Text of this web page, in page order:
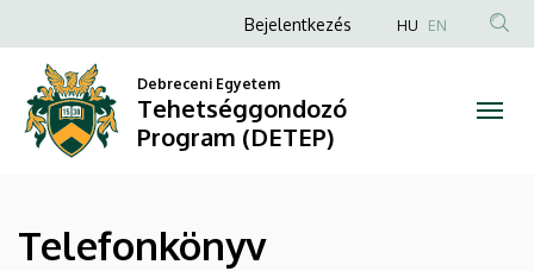
Telefonkönyv
Tehetséggondozó
Program
(DETEP)
a
tartalomra
Anonim
fiók
menüje
Bejelentkezés HU EN
Debreceni Egyetem
Tehetséggondozó
Program (DETEP)
Telefonkönyv